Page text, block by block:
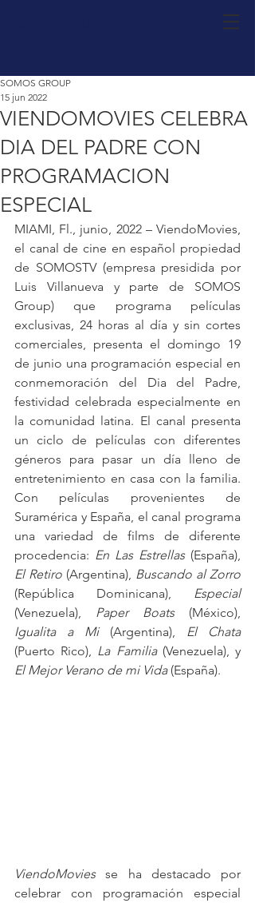
VIENDOMOVIES CELEBRA
DIA DEL PADRE CON
PROGRAMACION
ESPECIAL
SOMOS GROUP
15 jun 2022
MIAMI, Fl., junio, 2022 – ViendoMovies,
el canal de cine en español propiedad
de SOMOSTV (empresa presidida por
Luis Villanueva y parte de SOMOS
Group) que programa películas
exclusivas, 24 horas al día y sin cortes
comerciales, presenta el domingo 19
de junio una programación especial en
conmemoración del Dia del Padre,
festividad celebrada especialmente en
la comunidad latina. El canal presenta
un ciclo de películas con diferentes
géneros para pasar un día lleno de
entretenimiento en casa con la familia.
Con películas provenientes de
Suramérica y España, el canal programa
una variedad de films de diferente
procedencia: En Las Estrellas
El Retiro (Argentina), Buscando al Zorro
(República Dominicana), Especial
(Venezuela), Paper Boats
Igualita a Mi (Argentina), El Chata
(Puerto Rico), La Familia
El Mejor Verano de mi Vida (España).
ViendoMovies se ha destacado por
celebrar con programación especial